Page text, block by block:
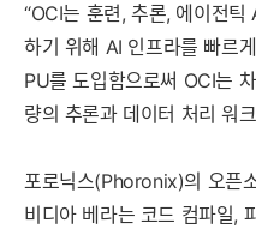
“OCI는 훈련, 추론, 에이전
하기 위해 AI 인프라를 빠르
PU를 도입함으로써 OCI는
량의 추론과 데이터 처리 워
포로닉스(Phoronix)의 오픈
비디아 베라는 코드 컴파일,